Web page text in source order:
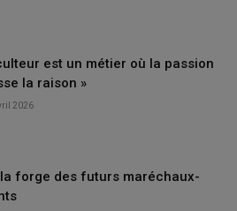
est un métier où la passion
la raison »
2026
forge des futurs maréchaux-